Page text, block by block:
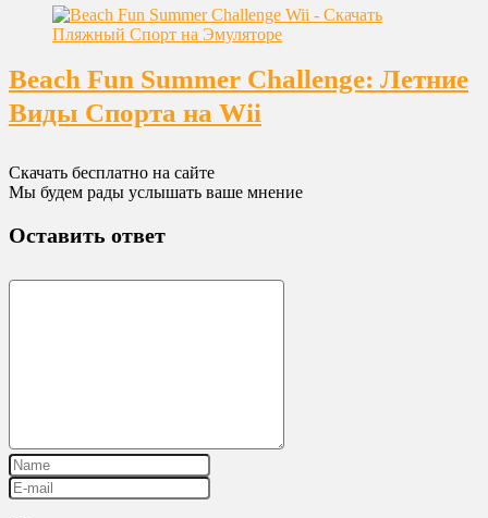
Beach Fun Summer Challenge: Летние
Виды Спорта на Wii
Скачать бесплатно на сайте
Мы будем рады услышать ваше мнение
Оставить ответ